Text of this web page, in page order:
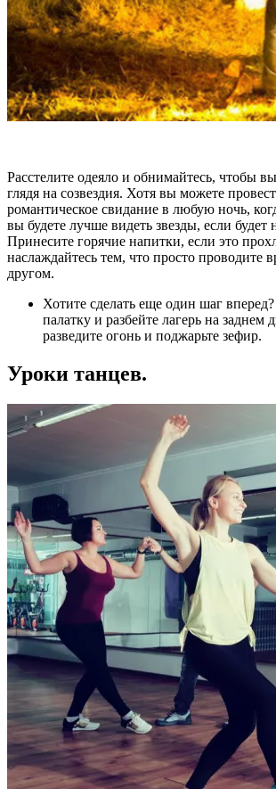
Расстелите одеяло и обнимайтесь, чтобы
глядя на созвездия. Хотя вы можете
романтическое свидание в любую ночь,
вы будете лучше видеть звезды, если будет
Принесите горячие напитки, если это
наслаждайтесь тем, что просто проводите
другом.
Хотите сделать еще один шаг
палатку и разбейте лагерь на заднем
разведите огонь и поджарьте зефир.
Уроки танцев.